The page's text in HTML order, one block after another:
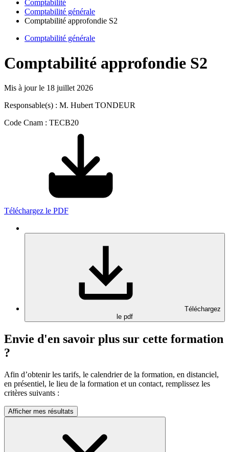
Comptabilité
Comptabilité générale
Comptabilité approfondie S2
Comptabilité générale
Comptabilité approfondie S2
Mis à jour le 18 juillet 2026
Responsable(s) : M. Hubert TONDEUR
Code Cnam : TECB20
Téléchargez le PDF
Téléchargez
le pdf
Envie d'en savoir plus sur cette formation
?
Afin d’obtenir les tarifs, le calendrier de la formation, en distanciel,
en présentiel, le lieu de la formation et un contact, remplissez les
critères suivants :
Afficher mes résultats